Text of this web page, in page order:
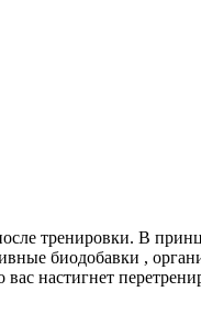
тренировки. В
биодобавки ,
настигнет